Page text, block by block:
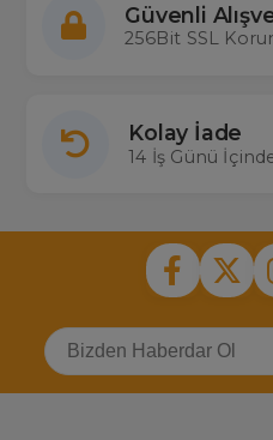
Güvenli
256Bit SSL
Kolay İade
14 İş Günü